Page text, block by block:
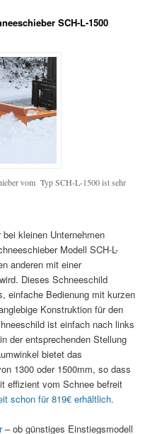
SCH-L-1500
vom Typ SCH-L-1500 ist sehr
kleinen Unternehmen
Modell SCH-L-
anderen mit einer
Dieses Schneeschild
einfache Bedienung mit kurzen
Konstruktion für den
ist einfach nach links
der entsprechenden Stellung
bietet das
1300 oder 1500mm, so dass
effizient vom Schnee befreit
schon für 819€ erhältlich.
– ob günstiges Einstiegsmodell